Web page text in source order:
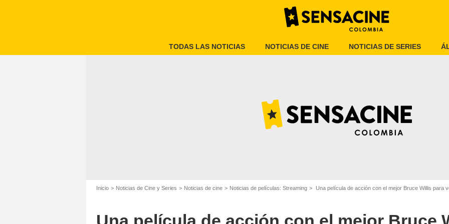
TODAS LAS NOTICIAS NOTICIAS DE CINE NOTICIAS DE SERIES
Inicio Noticias de Cine y Series Noticias de cine Noticias de películas: Streaming Una película de acción con el mejor Bruce Willis para